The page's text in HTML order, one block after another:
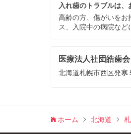
入れ歯のトラブルは、
高齢の方、傷がいをお
ス、入院中の病院な
医療法人社団皓歯
北海道札幌市西区発寒
ホーム 北海道